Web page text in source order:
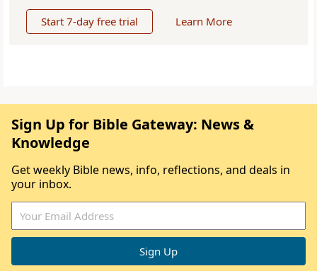
Start 7-day free trial Learn More
Sign Up for Bible Gateway: News &
Knowledge
Get weekly Bible news, info, reflections, and deals in
your inbox.